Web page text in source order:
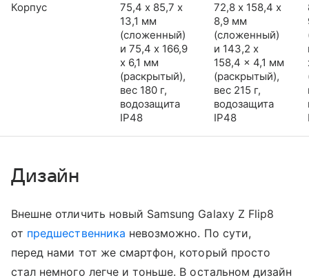
Корпус
75,4 х 85,7 х
13,1 мм
(сложенный)
и 75,4 x 166,9
x 6,1 мм
(раскрытый),
вес 180 г,
водозащита
IP48
72,8 х 158,4 х
8,9 мм
(сложенный)
и 143,2 x
158,4 x 4,1 мм
(раскрытый),
вес 215 г,
водозащита
IP48
Дизайн
Внешне отличить новый Samsung Galaxy Z Flip8
от предшественника невозможно. По сути,
перед нами тот же смартфон, который просто
стал немного легче и тоньше. В остальном дизайн